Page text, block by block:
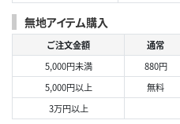
無地アイテム購入
ご注文金額 通常
5,000円未満
880円
5,000円以上
無料
3万円以上